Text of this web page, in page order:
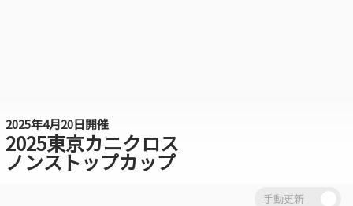
2025年4月20日開催
2025東京カニクロス
ノンストップカップ